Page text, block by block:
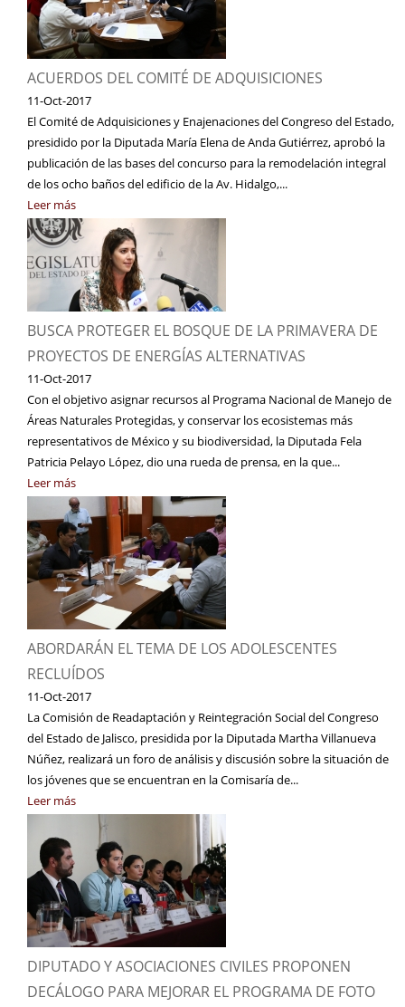
ACUERDOS DEL COMITÉ DE ADQUISICIONES
11-Oct-2017
El Comité de Adquisiciones y Enajenaciones del Congreso del Estado,
presidido por la Diputada María Elena de Anda Gutiérrez, aprobó la
publicación de las bases del concurso para la remodelación integral
de los ocho baños del edificio de la Av. Hidalgo,...
Leer más
BUSCA PROTEGER EL BOSQUE DE LA PRIMAVERA DE
PROYECTOS DE ENERGÍAS ALTERNATIVAS
11-Oct-2017
Con el objetivo asignar recursos al Programa Nacional de Manejo de
Áreas Naturales Protegidas, y conservar los ecosistemas más
representativos de México y su biodiversidad, la Diputada Fela
Patricia Pelayo López, dio una rueda de prensa, en la que...
Leer más
ABORDARÁN EL TEMA DE LOS ADOLESCENTES
RECLUÍDOS
11-Oct-2017
La Comisión de Readaptación y Reintegración Social del Congreso
del Estado de Jalisco, presidida por la Diputada Martha Villanueva
Núñez, realizará un foro de análisis y discusión sobre la situación de
los jóvenes que se encuentran en la Comisaría de...
Leer más
DIPUTADO Y ASOCIACIONES CIVILES PROPONEN
DECÁLOGO PARA MEJORAR EL PROGRAMA DE FOTO